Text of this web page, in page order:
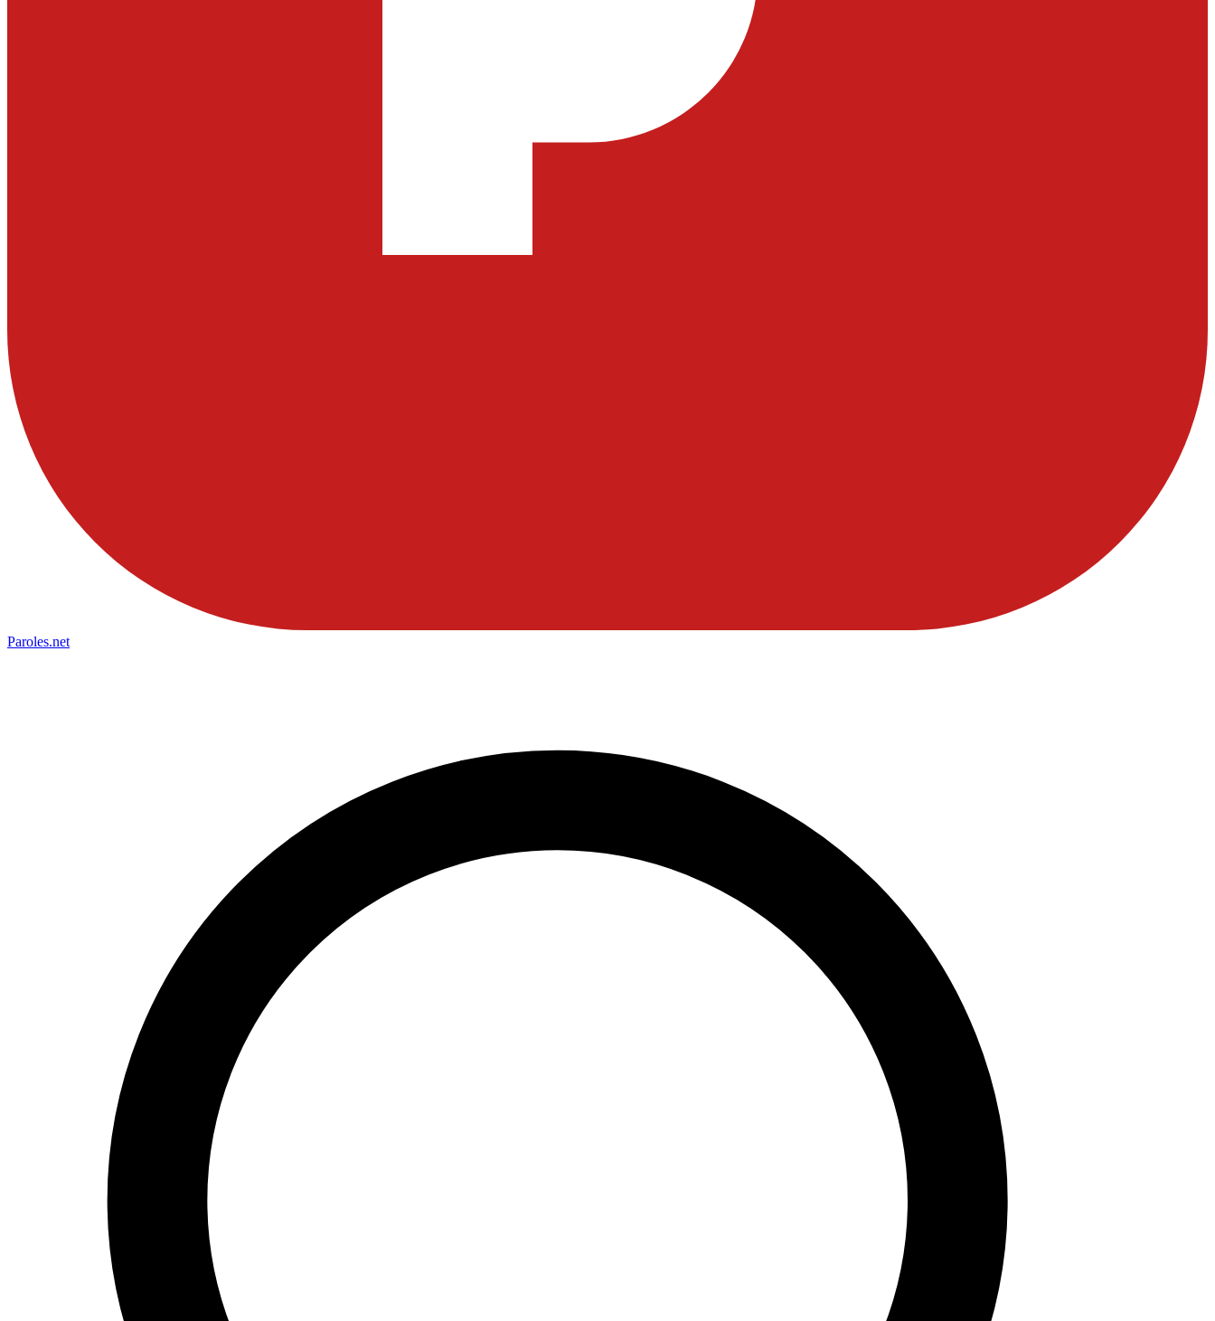
Paroles.net